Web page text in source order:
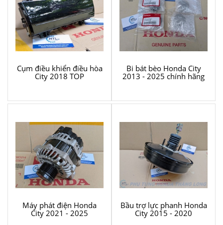
Cụm điều khiển điều hòa
City 2018 TOP
Bi bát bèo Honda City
2013 - 2025 chính hãng
Máy phát điện Honda
City 2021 - 2025
Bầu trợ lực phanh Honda
City 2015 - 2020